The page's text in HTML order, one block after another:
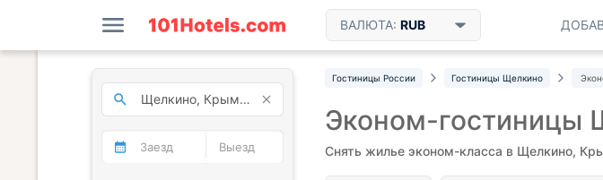
ВАЛЮТА: RUB
Гостиницы России Гостиницы Щелкино
Эконом-гостиницы
Снять жилье эконом-класса в Щелкино,